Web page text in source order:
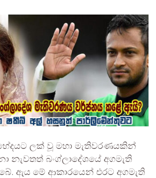
ලක් වූ මහා මැතිවරණයකින්
නැවතත් බංග්ලාදේශයේ අගමැති
ඇය මේ ආකාරයෙන් එරට අගමැති